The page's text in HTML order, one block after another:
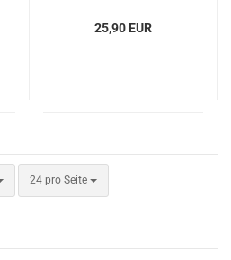
25,90 EUR
24 pro Seite
pro Seite